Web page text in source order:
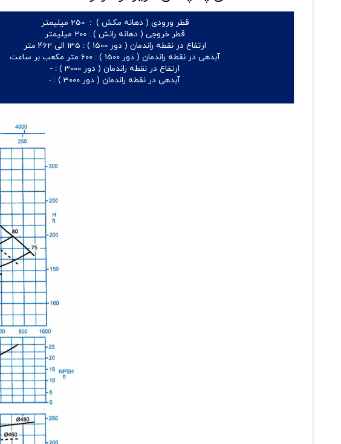
قطر ورودی ( دهانه مکش ) :250 میلیمتر
قطر خروجی ( دهانه رانش ) :
ارتفاع در نقطه راندمان ( دور 1500 ) :
آبدهی در نقطه راندمان ( دور 1500 ) :
600 متر مکعب بر ساعت
ارتفاع در نقطه راندمان ( دور 3000 ) : -
آبدهی در نقطه راندمان ( دور 3000 ) : -